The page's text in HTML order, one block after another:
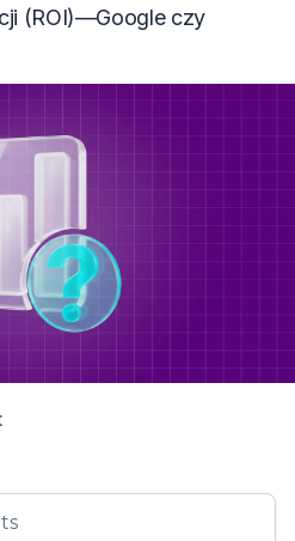
(ROI)—Google czy